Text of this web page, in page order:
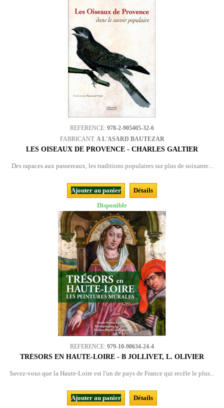
REFERENCE: 978-2-905405-32-6
FABRICANT: A L'ASARD BAUTEZAR
LES OISEAUX DE PROVENCE - CHARLES GALTIER
Des rapaces aux passereaux, les traditions populaires sur plus de soixante...
Ajouter au panier
Détails
Disponible
REFERENCE: 979-10-90634-24-4
TRÉSORS EN HAUTE-LOIRE - B JOLLIVET, L. OLIVIER
Savez-vous que la Haute-Loire est l'un de pays de France qui recèle le plus...
Ajouter au panier Détails